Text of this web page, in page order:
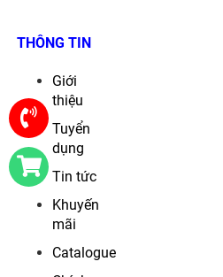
THÔNG TIN
Giới
thiệu
Tuyển
dụng
Tin tức
Khuyến
mãi
Catalogue